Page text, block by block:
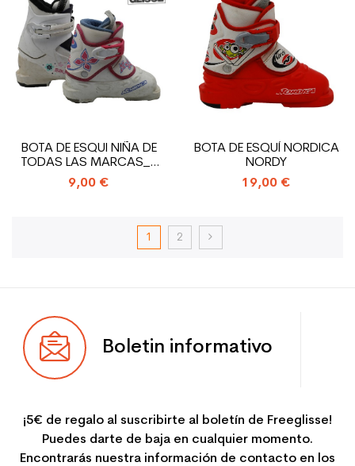
BOTA DE ESQUI NIÑA DE
TODAS LAS MARCAS_1
GANCHO
9,00 €
BOTA DE ESQUÍ NORDICA
NORDY
19,00 €
1 2
Boletin informativo
¡5€ de regalo al suscribirte al boletín de Freeglisse!
Puedes darte de baja en cualquier momento.
Encontrarás nuestra información de contacto en los